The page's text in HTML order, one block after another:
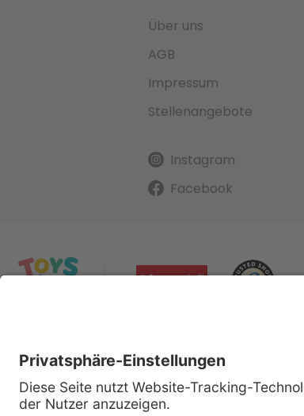
Über uns
AGB
Impressum
Stellenangebote
Instagram
Facebook